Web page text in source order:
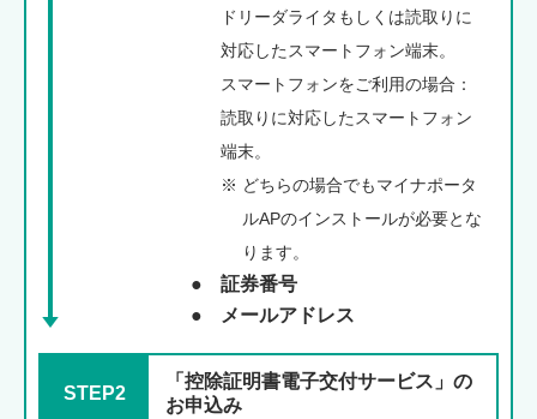
ドリーダライタもしくは読取りに
対応したスマートフォン端末。
スマートフォンをご利用の場合：
読取りに対応したスマートフォン
端末。
※ どちらの場合でもマイナポータ
ルAPのインストールが必要とな
ります。
●
証券番号
●
メールアドレス
STEP2
「控除証明書電子交付サービス」の
お申込み